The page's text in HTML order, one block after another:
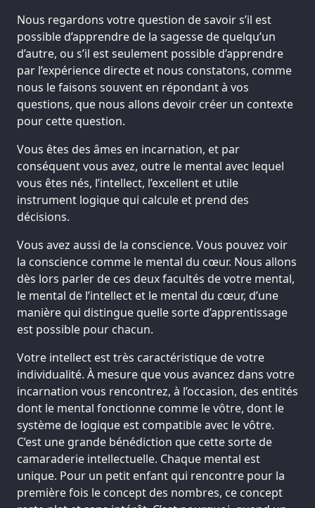
Nous regardons votre question de savoir s’il est
possible d’apprendre de la sagesse de quelqu’un
d’autre, ou s’il est seulement possible d’apprendre
par l’expérience directe et nous constatons, comme
nous le faisons souvent en répondant à vos
questions, que nous allons devoir créer un contexte
pour cette question.
Vous êtes des âmes en incarnation, et par
conséquent vous avez, outre le mental avec lequel
vous êtes nés, l’intellect, l’excellent et utile
instrument logique qui calcule et prend des
décisions.
Vous avez aussi de la conscience. Vous pouvez voir
la conscience comme le mental du cœur. Nous allons
dès lors parler de ces deux facultés de votre mental,
le mental de l’intellect et le mental du cœur, d’une
manière qui distingue quelle sorte d’apprentissage
est possible pour chacun.
Votre intellect est très caractéristique de votre
individualité. À mesure que vous avancez dans votre
incarnation vous rencontrez, à l’occasion, des entités
dont le mental fonctionne comme le vôtre, dont le
système de logique est compatible avec le vôtre.
C’est une grande bénédiction que cette sorte de
camaraderie intellectuelle. Chaque mental est
unique. Pour un petit enfant qui rencontre pour la
première fois le concept des nombres, ce concept